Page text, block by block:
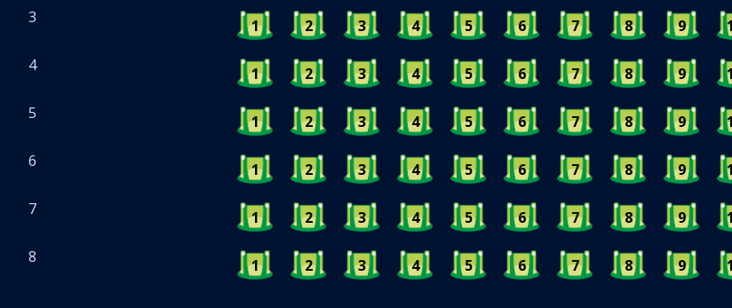
3
1 2 3 4 5 6 7 8 9
4
1 2 3 4 5 6 7 8 9
5
1 2 3 4 5 6 7 8 9
6
1 2 3 4 5 6 7 8 9
7
1 2 3 4 5 6 7 8 9
8
1 2 3 4 5 6 7 8 9